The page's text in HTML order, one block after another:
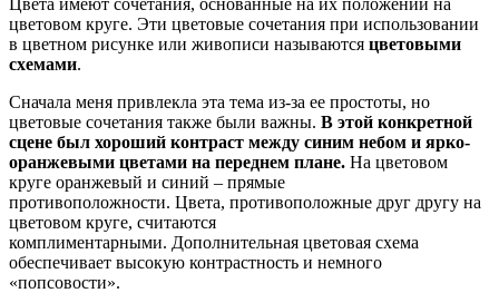
цветовом круге. Эти цветовые сочетания при использовании
в цветном рисунке или живописи называются цветовыми
схемами.
Сначала меня привлекла эта тема из-за ее простоты, но
цветовые сочетания также были важны. В этой конкретной
сцене был хороший контраст между синим небом и ярко-
оранжевыми цветами на переднем плане. На цветовом
круге оранжевый и синий – прямые
противоположности. Цвета, противоположные друг другу на
цветовом круге, считаются
комплиментарными. Дополнительная цветовая схема
обеспечивает высокую контрастность и немного
«попсовости».